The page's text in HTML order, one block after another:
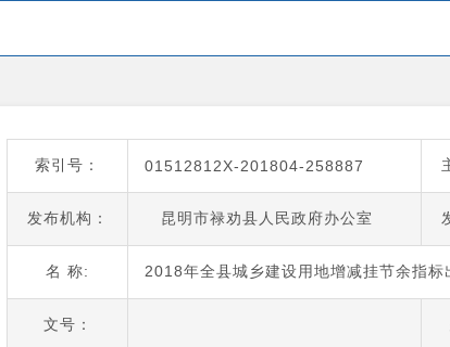
索引号： 01512812X-201804-258887
发布机构： 昆明市禄劝县人民政府办公室
名 称: 2018年全县城乡建设用地增减挂节余指
文号：